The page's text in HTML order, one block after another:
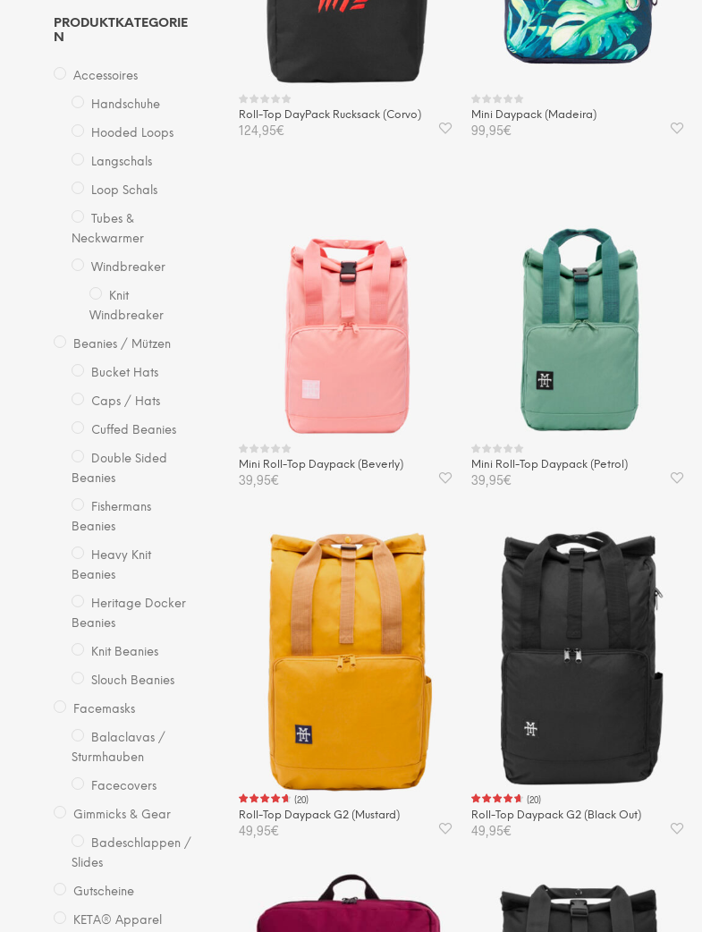
PRODUKTKATEGORIE
N
Accessoires
Handschuhe
Hooded Loops
Langschals
Loop Schals
Tubes &
Neckwarmer
Windbreaker
Knit
Windbreaker
Beanies / Mützen
Bucket Hats
Caps / Hats
Cuffed Beanies
Double Sided
Beanies
Fishermans
Beanies
Heavy Knit
Beanies
Heritage Docker
Beanies
Knit Beanies
Slouch Beanies
Facemasks
Balaclavas /
Sturmhauben
Facecovers
Gimmicks & Gear
Badeschlappen /
Slides
Gutscheine
KETA® Apparel
Roll-Top DayPack Rucksack (Corvo)
124,95€
Mini Daypack (Madeira)
99,95€
Mini Roll-Top Daypack (Beverly)
39,95€
Mini Roll-Top Daypack (Petrol)
39,95€
(20)
Roll-Top Daypack G2 (Mustard)
49,95€
(20)
Roll-Top Daypack G2 (Black Out)
49,95€